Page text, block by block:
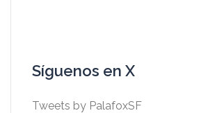
Síguenos en X
Tweets by PalafoxSF